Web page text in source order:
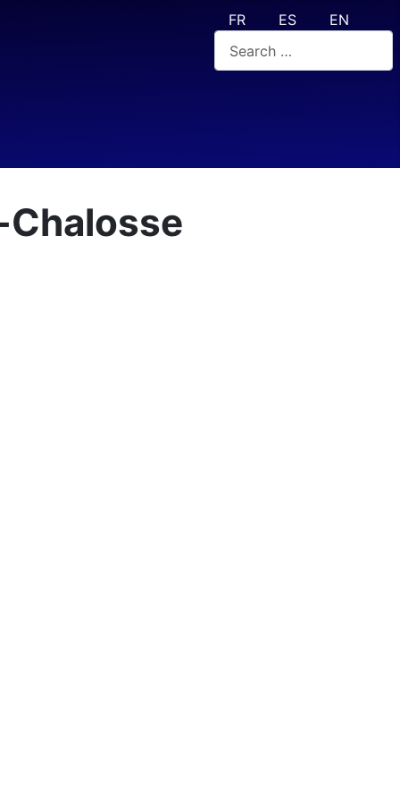
Select your language
FR ES
EN